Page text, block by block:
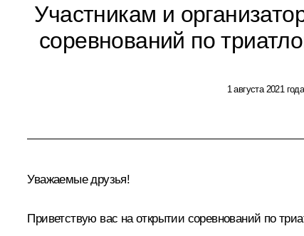
Участникам и
соревнований по
1 августа 2021 года
Уважаемые друзья!
Приветствую вас на открытии соревнований по